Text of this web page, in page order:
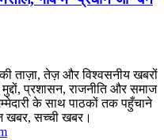
ताज़ा, तेज़ और विश्वसनीय खबरों
प्रशासन, राजनीति और समाज
के साथ पाठकों तक पहुँचाने
खबर, सच्ची खबर।